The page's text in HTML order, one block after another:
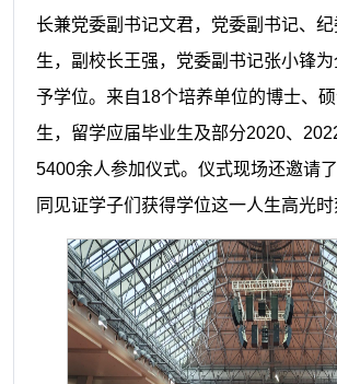
长兼党委副书记文君，党委副书记、
生，副校长王强，党委副书记张小锋
予学位。来自18个培养单位的博士、
生，留学应届毕业生及部分2020、
5400余人参加仪式。仪式现场还邀请
同见证学子们获得学位这一人生高光时